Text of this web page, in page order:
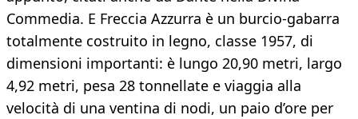
Commedia. E Freccia Azzurra è un burcio-gabarra
totalmente costruito in legno, classe 1957, di
dimensioni importanti: è lungo 20,90 metri, largo
4,92 metri, pesa 28 tonnellate e viaggia alla
velocità di una ventina di nodi, un paio d’ore per